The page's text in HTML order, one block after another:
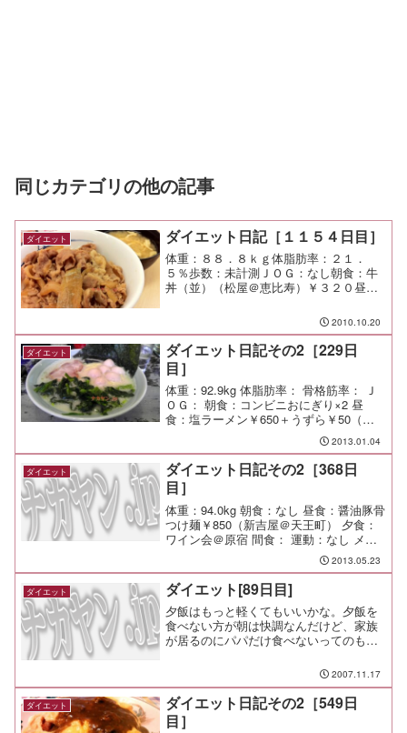
同じカテゴリの他の記事
ダイエット ダイエット日記［１１５４日目］
体重：８８．８ｋｇ体脂肪率：２１．
５％歩数：未計測ＪＯＧ：なし朝食：牛
丼（並）（松屋＠恵比寿）￥３２０昼
恵比寿）￥１２５０夕食：送別会（雛２
号店＠溝ノ口）間食：メモ：肉について
だけ言えば、明らかにオレの作...
2010.10.20
ダイエット
ダイエット日記その2［229日
目］
体重：92.9kg 体脂肪率： 骨格筋率： Ｊ
ＯＧ： 朝食：コンビニおにぎり×2 昼
食：塩ラーメン￥650＋うずら￥50（ほ
どが家＠保土ケ谷）麺固め、味濃いめ、
油少なめ、うずらトッピング。 ガツン
といきたかったので満足♪ 夕食： 間食：
メ...
2013.01.04
ダイエット
ダイエット日記その2［368日
目］
体重：94.0kg 朝食：なし 昼食：醤油豚骨
つけ麺￥850（新吉屋＠天王町） 夕食：
ワイン会＠原宿 間食： 運動：なし メ
モ：美味しかったし、楽しかったなー。
2013.05.23
ダイエット ダイエット[89日目]
夕飯はもっと軽くてもいいかな。夕飯を
食べない方が朝は快調なんだけど、家族
が居るのにパパだけ食べないってのも
2007.11.17
ダイエット
ダイエット日記その2［549日
目］